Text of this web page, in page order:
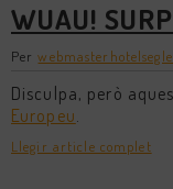
WUAU!
Per
Disculpa, però
Europeu
Llegir article complet